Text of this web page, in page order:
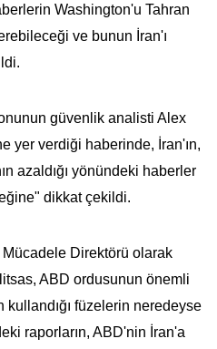
Washington'u Tahran
ve bunun İran'ı
güvenlik analisti Alex
yer verdiği haberinde, İran'ın,
azaldığı yönündeki haberler
dikkat çekildi.
Direktörü olarak
ABD ordusunun önemli
füzelerin neredeyse
raporların, ABD'nin İran'a